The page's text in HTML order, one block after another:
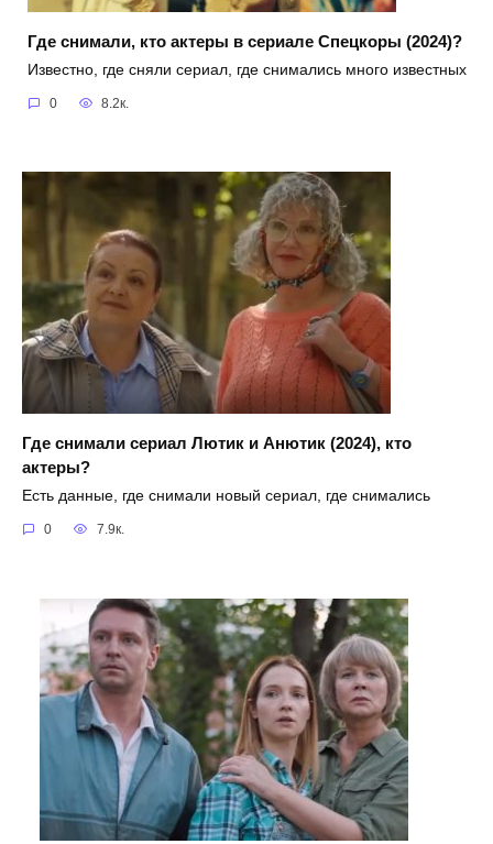
Где снимали, кто актеры в сериале Спецкоры (2024)?
Известно, где сняли сериал, где снимались много известных
0 8.2к.
Где снимали сериал Лютик и Анютик (2024), кто
актеры?
Есть данные, где снимали новый сериал, где снимались
0 7.9к.